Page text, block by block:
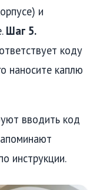
и
Шаг 5.
коду
наносите каплю
вводить код
инструкции.